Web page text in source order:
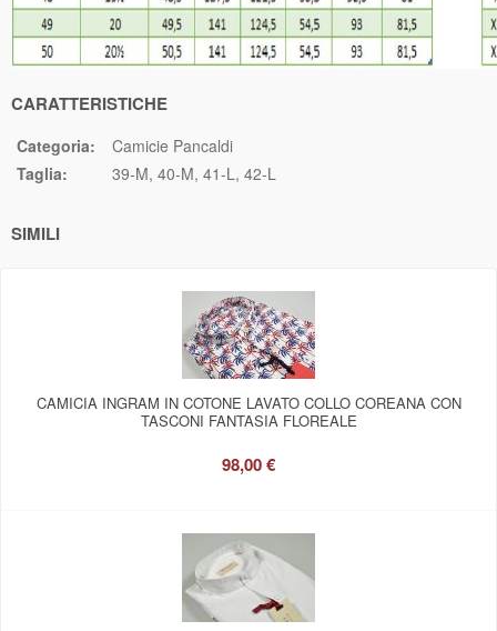
CARATTERISTICHE
Categoria:
Camicie Pancaldi
Taglia:
39-M 40-M 41-L 42-L
SIMILI
CAMICIA INGRAM IN COTONE LAVATO COLLO COREANA CON
TASCONI FANTASIA FLOREALE
98,00 €